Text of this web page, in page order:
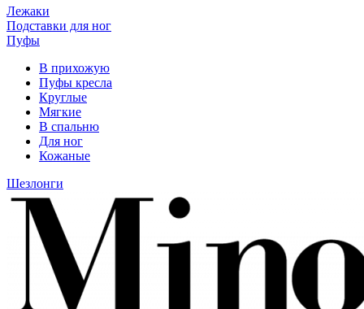
Лежаки
Подставки для ног
Пуфы
В прихожую
Пуфы кресла
Круглые
Мягкие
В спальню
Для ног
Кожаные
Шезлонги